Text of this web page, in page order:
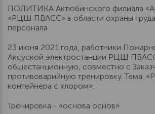
ПОЛИТИКА Актюбинского филиала
«РЦШ ПВАСС» в области охраны
персонала
23 июня 2021 года, работники
Аксуской электростанции РЦШ
общестанционную, совместно с
противоварийную тренировку. Тема:
контейнера с хлором».
Тренировка - «основа основ»